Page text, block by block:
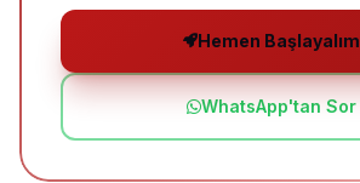
Hemen Başlayalım
WhatsApp'tan Sor